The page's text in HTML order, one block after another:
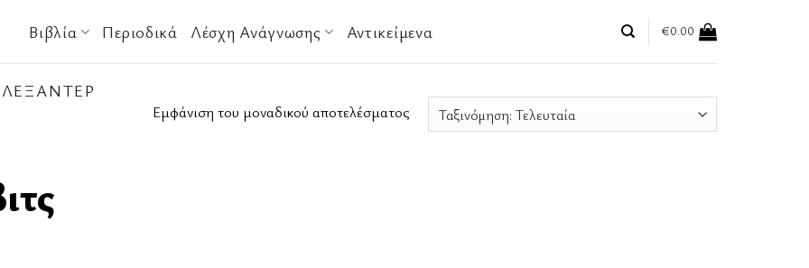
Βιβλία Περιοδικά Λέσχη Ανάγνωσης Αντικείμενα €0.00
Εμφάνιση του μοναδικού αποτελέσματος